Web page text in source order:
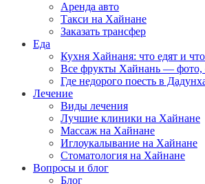
Аренда авто
Такси на Хайнане
Заказать трансфер
Еда
Кухня Хайнаня: что едят и
Все фрукты Хайнань — фото,
Где недорого поесть в
Лечение
Виды лечения
Лучшие клиники на Хайнане
Массаж на Хайнане
Иглоукалывание на Хайнане
Стоматология на Хайнане
Вопросы и блог
Блог